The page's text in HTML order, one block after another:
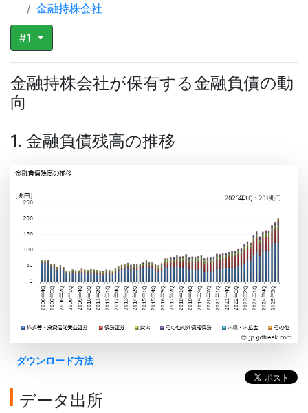
金融持株会社
#1
金融持株会社が保有する金融負債の動
向
1. 金融負債残高の推移
ダウンロード方法
データ出所